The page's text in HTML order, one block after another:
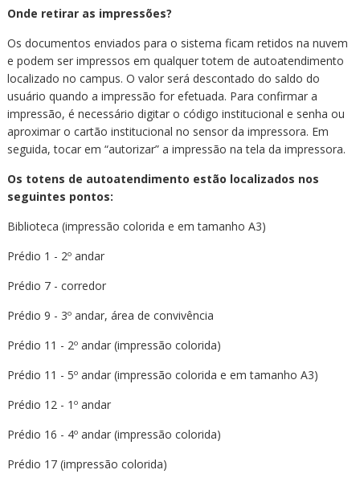
Onde retirar as impressões?
Os documentos enviados para o sistema ficam retidos na nuvem
e podem ser impressos em qualquer totem de autoatendimento
localizado no campus. O valor será descontado do saldo do
usuário quando a impressão for efetuada. Para confirmar a
impressão, é necessário digitar o código institucional e senha ou
aproximar o cartão institucional no sensor da impressora. Em
seguida, tocar em “autorizar” a impressão na tela da impressora.
Os totens de autoatendimento estão localizados nos
seguintes pontos:
Biblioteca (impressão colorida e em tamanho A3)
Prédio 1 - 2º andar
Prédio 7 - corredor
Prédio 9 - 3º andar, área de convivência
Prédio 11 - 2º andar (impressão colorida)
Prédio 11 - 5º andar (impressão colorida e em tamanho A3)
Prédio 12 - 1º andar
Prédio 16 - 4º andar (impressão colorida)
Prédio 17 (impressão colorida)